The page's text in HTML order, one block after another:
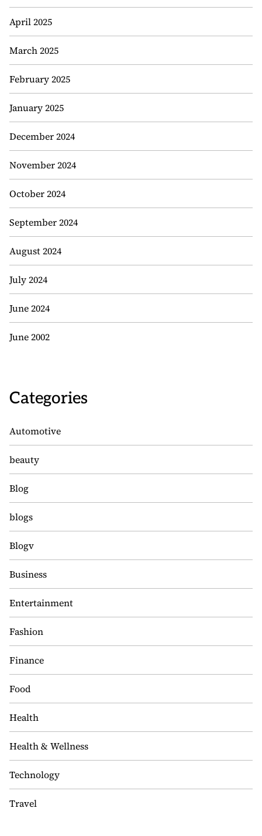
April 2025
March 2025
February 2025
January 2025
December 2024
November 2024
October 2024
September 2024
August 2024
July 2024
June 2024
June 2002
Categories
Automotive
beauty
Blog
blogs
Blogv
Business
Entertainment
Fashion
Finance
Food
Health
Health & Wellness
Technology
Travel